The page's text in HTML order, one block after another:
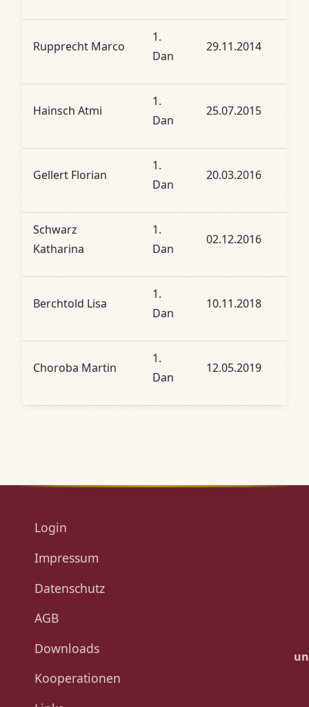
Rupprecht Marco
1.
Dan
29.11.2014
Hainsch Atmi
1.
Dan
25.07.2015
Gellert Florian
1.
Dan
20.03.2016
Schwarz
Katharina
1.
Dan
02.12.2016
Berchtold Lisa
1.
Dan
10.11.2018
Choroba Martin
1.
Dan
12.05.2019
Login
Impressum
Datenschutz
AGB
Downloads
Kooperationen